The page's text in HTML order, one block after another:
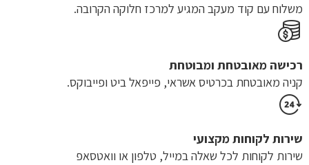
משלוח​ עם קוד מעקב המגיע למרכז חלוקה הקרובה.
רכישה​ ​מאובטחת ומבוטחת
קניה מאובטחת בכרטיס אשראי, פייפאל ביט ופייבוקס.
שירות לקוחות מקצועי
שירות לקוחות לכל שאלה במייל, טלפון או וואטסאפ